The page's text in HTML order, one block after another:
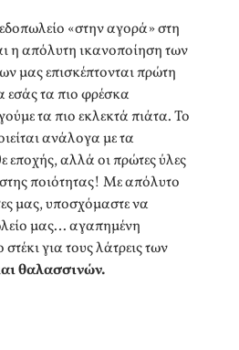
«στην αγορά» στη
η απόλυτη ικανοποίηση των
μας επισκέπτονται πρώτη
εσάς τα πιο φρέσκα
τα πιο εκλεκτά πιάτα. Το
ανάλογα με τα
εποχής, αλλά οι πρώτες ύλες
ποιότητας! Με απόλυτο
μας, υποσχόμαστε να
μας… αγαπημένη
για τους λάτρεις των
θαλασσινών.